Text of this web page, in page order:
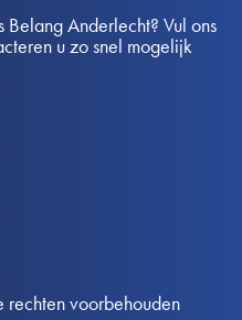
Anderlecht? Vul ons
u zo snel mogelijk
voorbehouden